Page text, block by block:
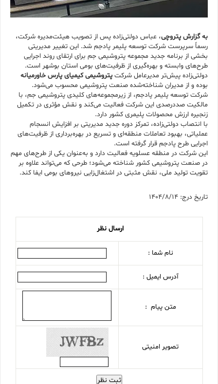
به گزارش پتروچی، عباس دولتی‌زاده پس از تصویب هیئت‌مدیره شرکت،
رسماً سرپرست شرکت توسعه پلیمر پادجم شد. این تغییر مدیریتی
بخشی از برنامه‌ جدید مجموعه پتروشیمی جم برای ارتقای روند اجرایی
طرح‌های وابسته و بهره‌گیری از ظرفیت‌های بومی استان بوشهر است.
دولتی‌زاده پیش‌تر مدیرعامل شرکت پتروشیمی کیمیای پارس خاورمیانه
بوده و از مدیران شناخته‌شده صنعت پتروشیمی محسوب می‌شود.
شرکت توسعه پلیمر پادجم، از زیرمجموعه‌های کلیدی پتروشیمی جم، با
مالکیت صددرصدی این شرکت فعالیت می‌کند و نقش مؤثری در تکمیل
زنجیره ارزش محصولات پلیمری کشور دارد.
با انتصاب دولتی‌زاده، تمرکز دوره جدید مدیریتی بر افزایش انسجام
عملیاتی، بهبود تعاملات منطقه‌ای و تسریع در بهره‌برداری از ظرفیت‌های
اجرایی طرح پادجم قرار گرفته است.
این شرکت در منطقه عسلویه فعالیت دارد و به‌عنوان یکی از طرح‌های مهم
در صنعت پتروشیمی کشور شناخته می‌شود؛ طرحی که می‌تواند علاوه بر
تقویت تولید ملی، نقش مثبتی در اشتغال‌زایی نیروهای بومی ایفا کند.
تاریخ درج: 1404/8/14
ارسال نظر
نام شما :
آدرس ایمیل :
متن پیام :
تصویر امنیتی
ثبت نظر